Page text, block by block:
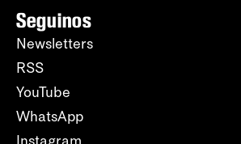
Seguinos
Newsletters
RSS
YouTube
WhatsApp